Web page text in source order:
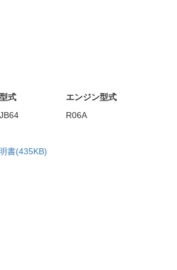
型式 エンジン型式
JB64 R06A
書(435KB)